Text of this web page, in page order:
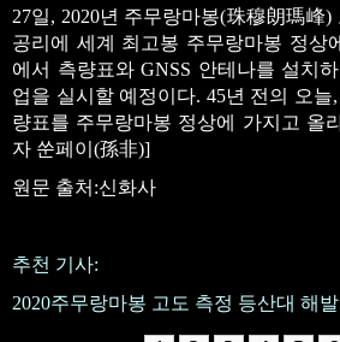
27일, 2020년 주무랑마봉(珠穆朗瑪峰)
공리에 세계 최고봉 주무랑마봉 정상
에서 측량표와 GNSS 안테나를 설치
업을 실시할 예정이다. 45년 전의 오
량표를 주무랑마봉 정상에 가지고 올
자 쑨페이(孫非)]
원문 출처:신화사
추천 기사:
2020주무랑마봉 고도 측정 등산대 해발